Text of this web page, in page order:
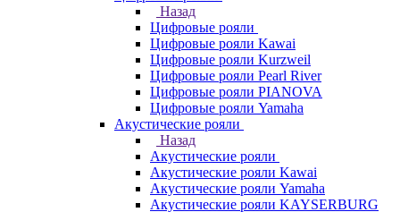
Назад
Цифровые рояли
Цифровые рояли Kawai
Цифровые рояли Kurzweil
Цифровые рояли Pearl River
Цифровые рояли PIANOVA
Цифровые рояли Yamaha
Акустические рояли
Назад
Акустические рояли
Акустические рояли Kawai
Акустические рояли Yamaha
Акустические рояли KAYSERBURG